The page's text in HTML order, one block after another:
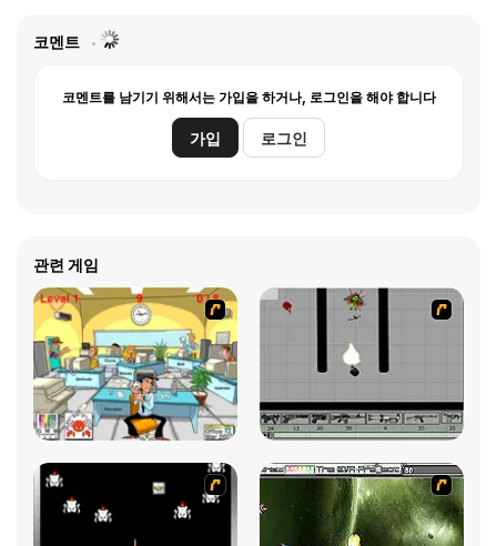
코멘트
코멘트를 남기기 위해서는 가입을 하거나, 로그인을 해야 합니다
가입 로그인
관련 게임